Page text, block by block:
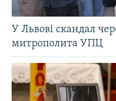
У Львові скандал
митрополита УПЦ